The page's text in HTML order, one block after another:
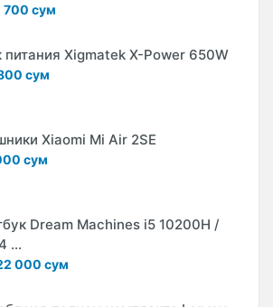
700 сум
питания Xigmatek X-Power 650W
сум
Xiaomi Mi Air 2SE
сум
Dream Machines i5 10200H /
...
000 сум